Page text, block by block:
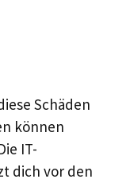
Schäden
können
IT-
dich vor den